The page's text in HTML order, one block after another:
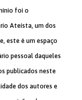
foi o
Ateísta, um dos
este é um espaço
pessoal daqueles
publicados neste
dos autores e